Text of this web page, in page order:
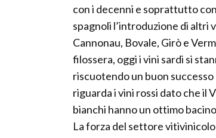
con i decenni e soprattutto
spagnoli l’introduzione di
Cannonau, Bovale, Girò e
filossera, oggi i vini sardi si
riscuotendo un buon
riguarda i vini rossi dato che il
bianchi hanno un ottimo
La forza del settore